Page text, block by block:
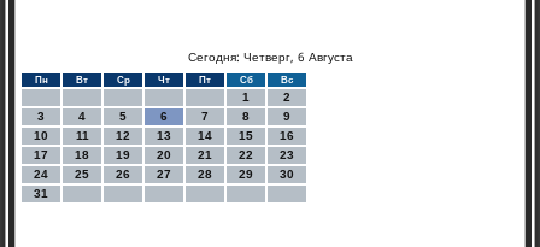
Сегодня: Четверг, 6 Августа
Пн Вт Ср Чт Пт Сб Вс
1
2
3
4 5 6 7 8
9
10
11 12 13 14 15
16
17
18 19 20 21 22
23
24
25 26 27 28 29
30
31